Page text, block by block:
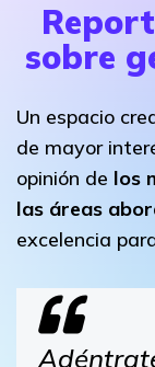
sobre
Un espacio
de mayor
opinión de los
las áreas
excelencia